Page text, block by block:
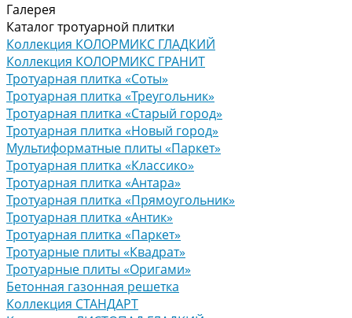
Галерея
Каталог тротуарной плитки
Коллекция КОЛОРМИКС ГЛАДКИЙ
Коллекция КОЛОРМИКС ГРАНИТ
Тротуарная плитка «Соты»
Тротуарная плитка «Треугольник»
Тротуарная плитка «Старый город»
Тротуарная плитка «Новый город»
Мультиформатные плиты «Паркет»
Тротуарная плитка «Классико»
Тротуарная плитка «Антара»
Тротуарная плитка «Прямоугольник»
Тротуарная плитка «Антик»
Тротуарная плитка «Паркет»
Тротуарные плиты «Квадрат»
Тротуарные плиты «Оригами»
Бетонная газонная решетка
Коллекция СТАНДАРТ